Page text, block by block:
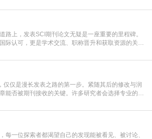
索专属口令(如【家电补贴1637】、【国补立省
新，以页面显示为准)进入补贴专场。淘宝/天猫也可
路上，发表SCI期刊论文无疑是一座重要的里程碑。
际认可，更是学术交流、职称晋升和获取资源的关键
稿回应，每一步都需要精心的策略与扎实的工作。本
为大家介绍“发SCI文章”。一、精准定位是成功的第
的问题是“投
仅仅是漫长发表之路的第一步。紧随其后的修改与润
能否被期刊接收的关键。许多研究者会选择专业的语
对学术写作的理解。如何系统、高效地打磨自己的论
上更符合国际期刊的要求，是每位研究者值得投入学
流中心小编就为大家介
每一位探索者都渴望自己的发现能被看见、被讨论、